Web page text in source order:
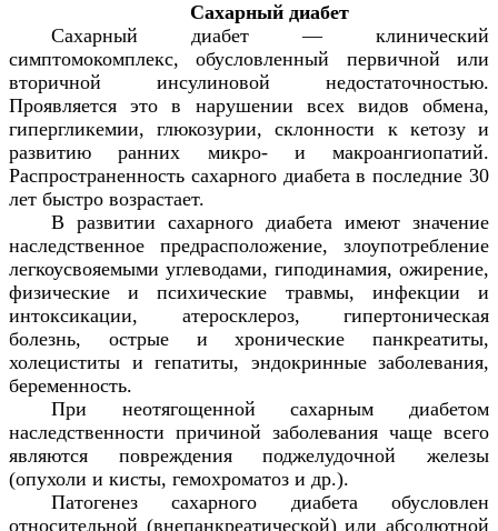
Сахарный диабет
Сахарный диабет — клинический
симптомокомплекс, обусловленный первичной или
вторичной инсулиновой недостаточностью.
Проявляется это в нарушении всех видов обмена,
гипергликемии, глюкозурии, склонности к кетозу и
развитию ранних микро- и макроангиопатий.
Распространенность сахарного диабета в последние 30
лет быстро возрастает.
В развитии сахарного диабета имеют значение
наследственное предрасположение, злоупотребление
легкоусвояемыми углеводами, гиподинамия, ожирение,
физические и психические травмы, инфекции и
интоксикации, атеросклероз, гипертоническая
болезнь, острые и хронические панкреатиты,
холециститы и гепатиты, эндокринные заболевания,
беременность.
При неотягощенной сахарным диабетом
наследственности причиной заболевания чаще всего
являются повреждения поджелудочной железы
(опухоли и кисты, гемохроматоз и др.).
Патогенез сахарного диабета обусловлен
относительной (внепанкреатической) или абсолютной